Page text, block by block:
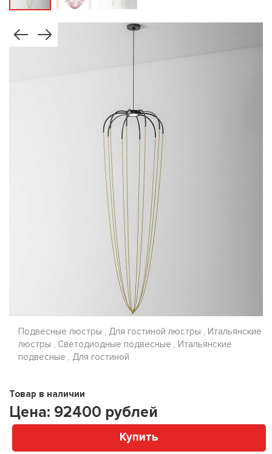
Подвесные люстры , Для гостиной люстры , Итальянские
люстры , Светодиодные подвесные , Итальянские
подвесные , Для гостиной
Товар в наличии
Цена: 92400 рублей
Купить